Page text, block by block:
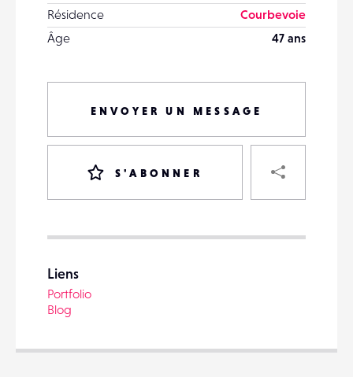
Résidence
Courbevoie
Âge
47 ans
ENVOYER UN MESSAGE
S'ABONNER
Liens
Portfolio
Blog